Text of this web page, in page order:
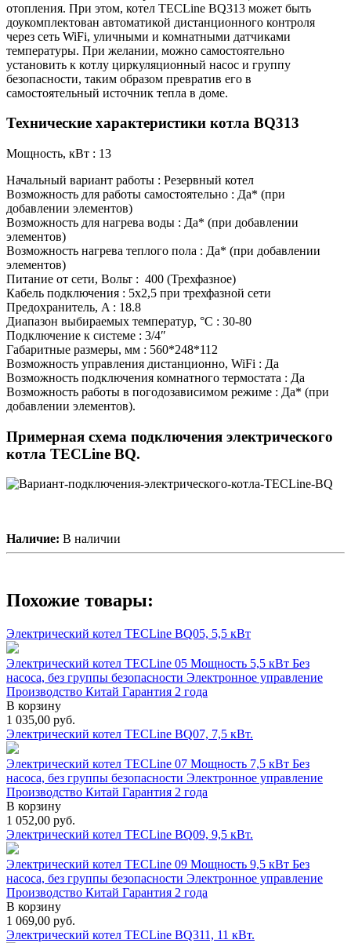
отопления. При этом, котел TECLine BQ313 может быть
доукомплектован автоматикой дистанционного контроля
через сеть WiFi, уличными и комнатными датчиками
температуры. При желании, можно самостоятельно
установить к котлу циркуляционный насос и группу
безопасности, таким образом превратив его в
самостоятельный источник тепла в доме.
Технические характеристики котла BQ313
Мощность, кВт : 13
Начальный вариант работы : Резервный котел
Возможность для работы самостоятельно : Да* (при
добавлении элементов)
Возможность для нагрева воды : Да* (при добавлении
элементов)
Возможность нагрева теплого пола : Да* (при добавлении
элементов)
Питание от сети, Вольт : 400 (Трехфазное)
Кабель подключения : 5х2,5 при трехфазной сети
Предохранитель, A : 18.8
Диапазон выбираемых температур, °C : 30-80
Подключение к системе : 3/4″
Габаритные размеры, мм : 560*248*112
Возможность управления дистанционно, WiFi : Да
Возможность подключения комнатного термостата : Да
Возможность работы в погодозависимом режиме : Да* (при
добавлении элементов).
Примерная схема подключения электрического
котла TECLine BQ.
Наличие: В наличии
Похожие товары:
Электрический котел TECLine BQ05, 5,5 кВт
Электрический котел TECLine 05 Мощность 5,5 кВт Без
насоса, без группы безопасности Электронное управление
Производство Китай Гарантия 2 года
В корзину
1 035,00 руб.
Электрический котел TECLine BQ07, 7,5 кВт.
Электрический котел TECLine 07 Мощность 7,5 кВт Без
насоса, без группы безопасности Электронное управление
Производство Китай Гарантия 2 года
В корзину
1 052,00 руб.
Электрический котел TECLine BQ09, 9,5 кВт.
Электрический котел TECLine 09 Мощность 9,5 кВт Без
насоса, без группы безопасности Электронное управление
Производство Китай Гарантия 2 года
В корзину
1 069,00 руб.
Электрический котел TECLine BQ311, 11 кВт.